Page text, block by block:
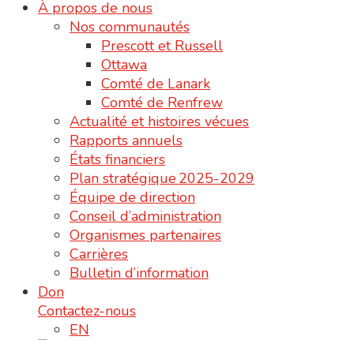
À propos de nous
Nos communautés
Prescott et Russell
Ottawa
Comté de Lanark
Comté de Renfrew
Actualité et histoires vécues
Rapports annuels
États financiers
Plan stratégique 2025-2029
Équipe de direction
Conseil d’administration
Organismes partenaires
Carrières
Bulletin d’information
Don
Contactez-nous
EN